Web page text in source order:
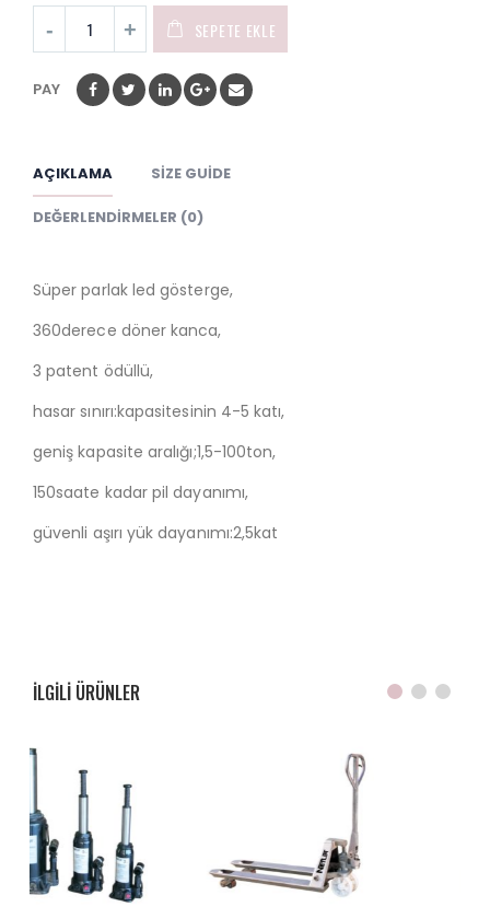
SEPETE EKLE
PAY
AÇIKLAMA SIZE GUIDE
DEĞERLENDIRMELER (0)
Süper parlak led gösterge,
360derece döner kanca,
3 patent ödüllü,
hasar sınırı:kapasitesinin 4-5 katı,
geniş kapasite aralığı;1,5-100ton,
150saate kadar pil dayanımı,
güvenli aşırı yük dayanımı:2,5kat
ILGILI ÜRÜNLER